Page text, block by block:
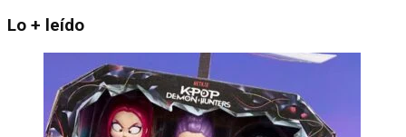
Lo + leído